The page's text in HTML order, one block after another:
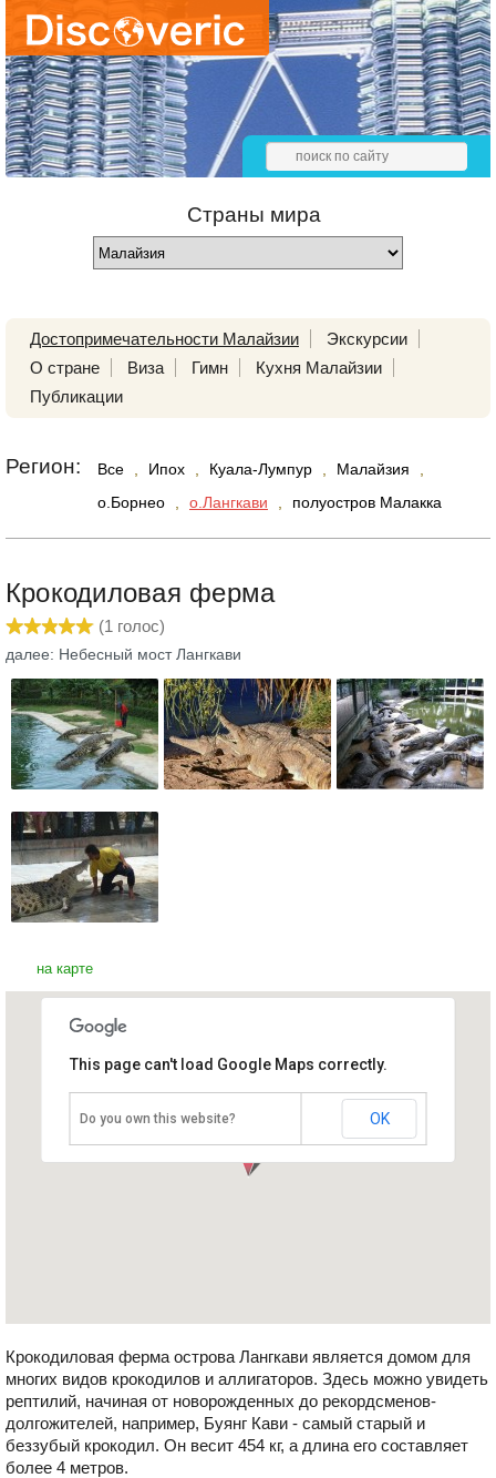
Страны мира
Достопримечательности Малайзии
Экскурсии
О стране
Виза Гимн
Кухня Малайзии
Публикации
Регион: Все Ипох Куала-Лумпур Малайзия
о.Борнео
о.Лангкави полуостров Малакка
Крокодиловая ферма
(1 голос)
далее: Небесный мост Лангкави
на карте
Крокодиловая ферма
This page can't load Google Maps correctly.
Do you own this website? OK
Крокодиловая ферма острова Лангкави является домом для
многих видов крокодилов и аллигаторов. Здесь можно увидеть
рептилий, начиная от новорожденных до рекордсменов-
долгожителей, например, Буянг Кави - самый старый и
беззубый крокодил. Он весит 454 кг, а длина его составляет
более 4 метров.